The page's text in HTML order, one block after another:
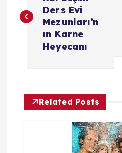
z
e
Ders Evi
Mezunları’n
ın Karne
Heyecanı
Related Posts